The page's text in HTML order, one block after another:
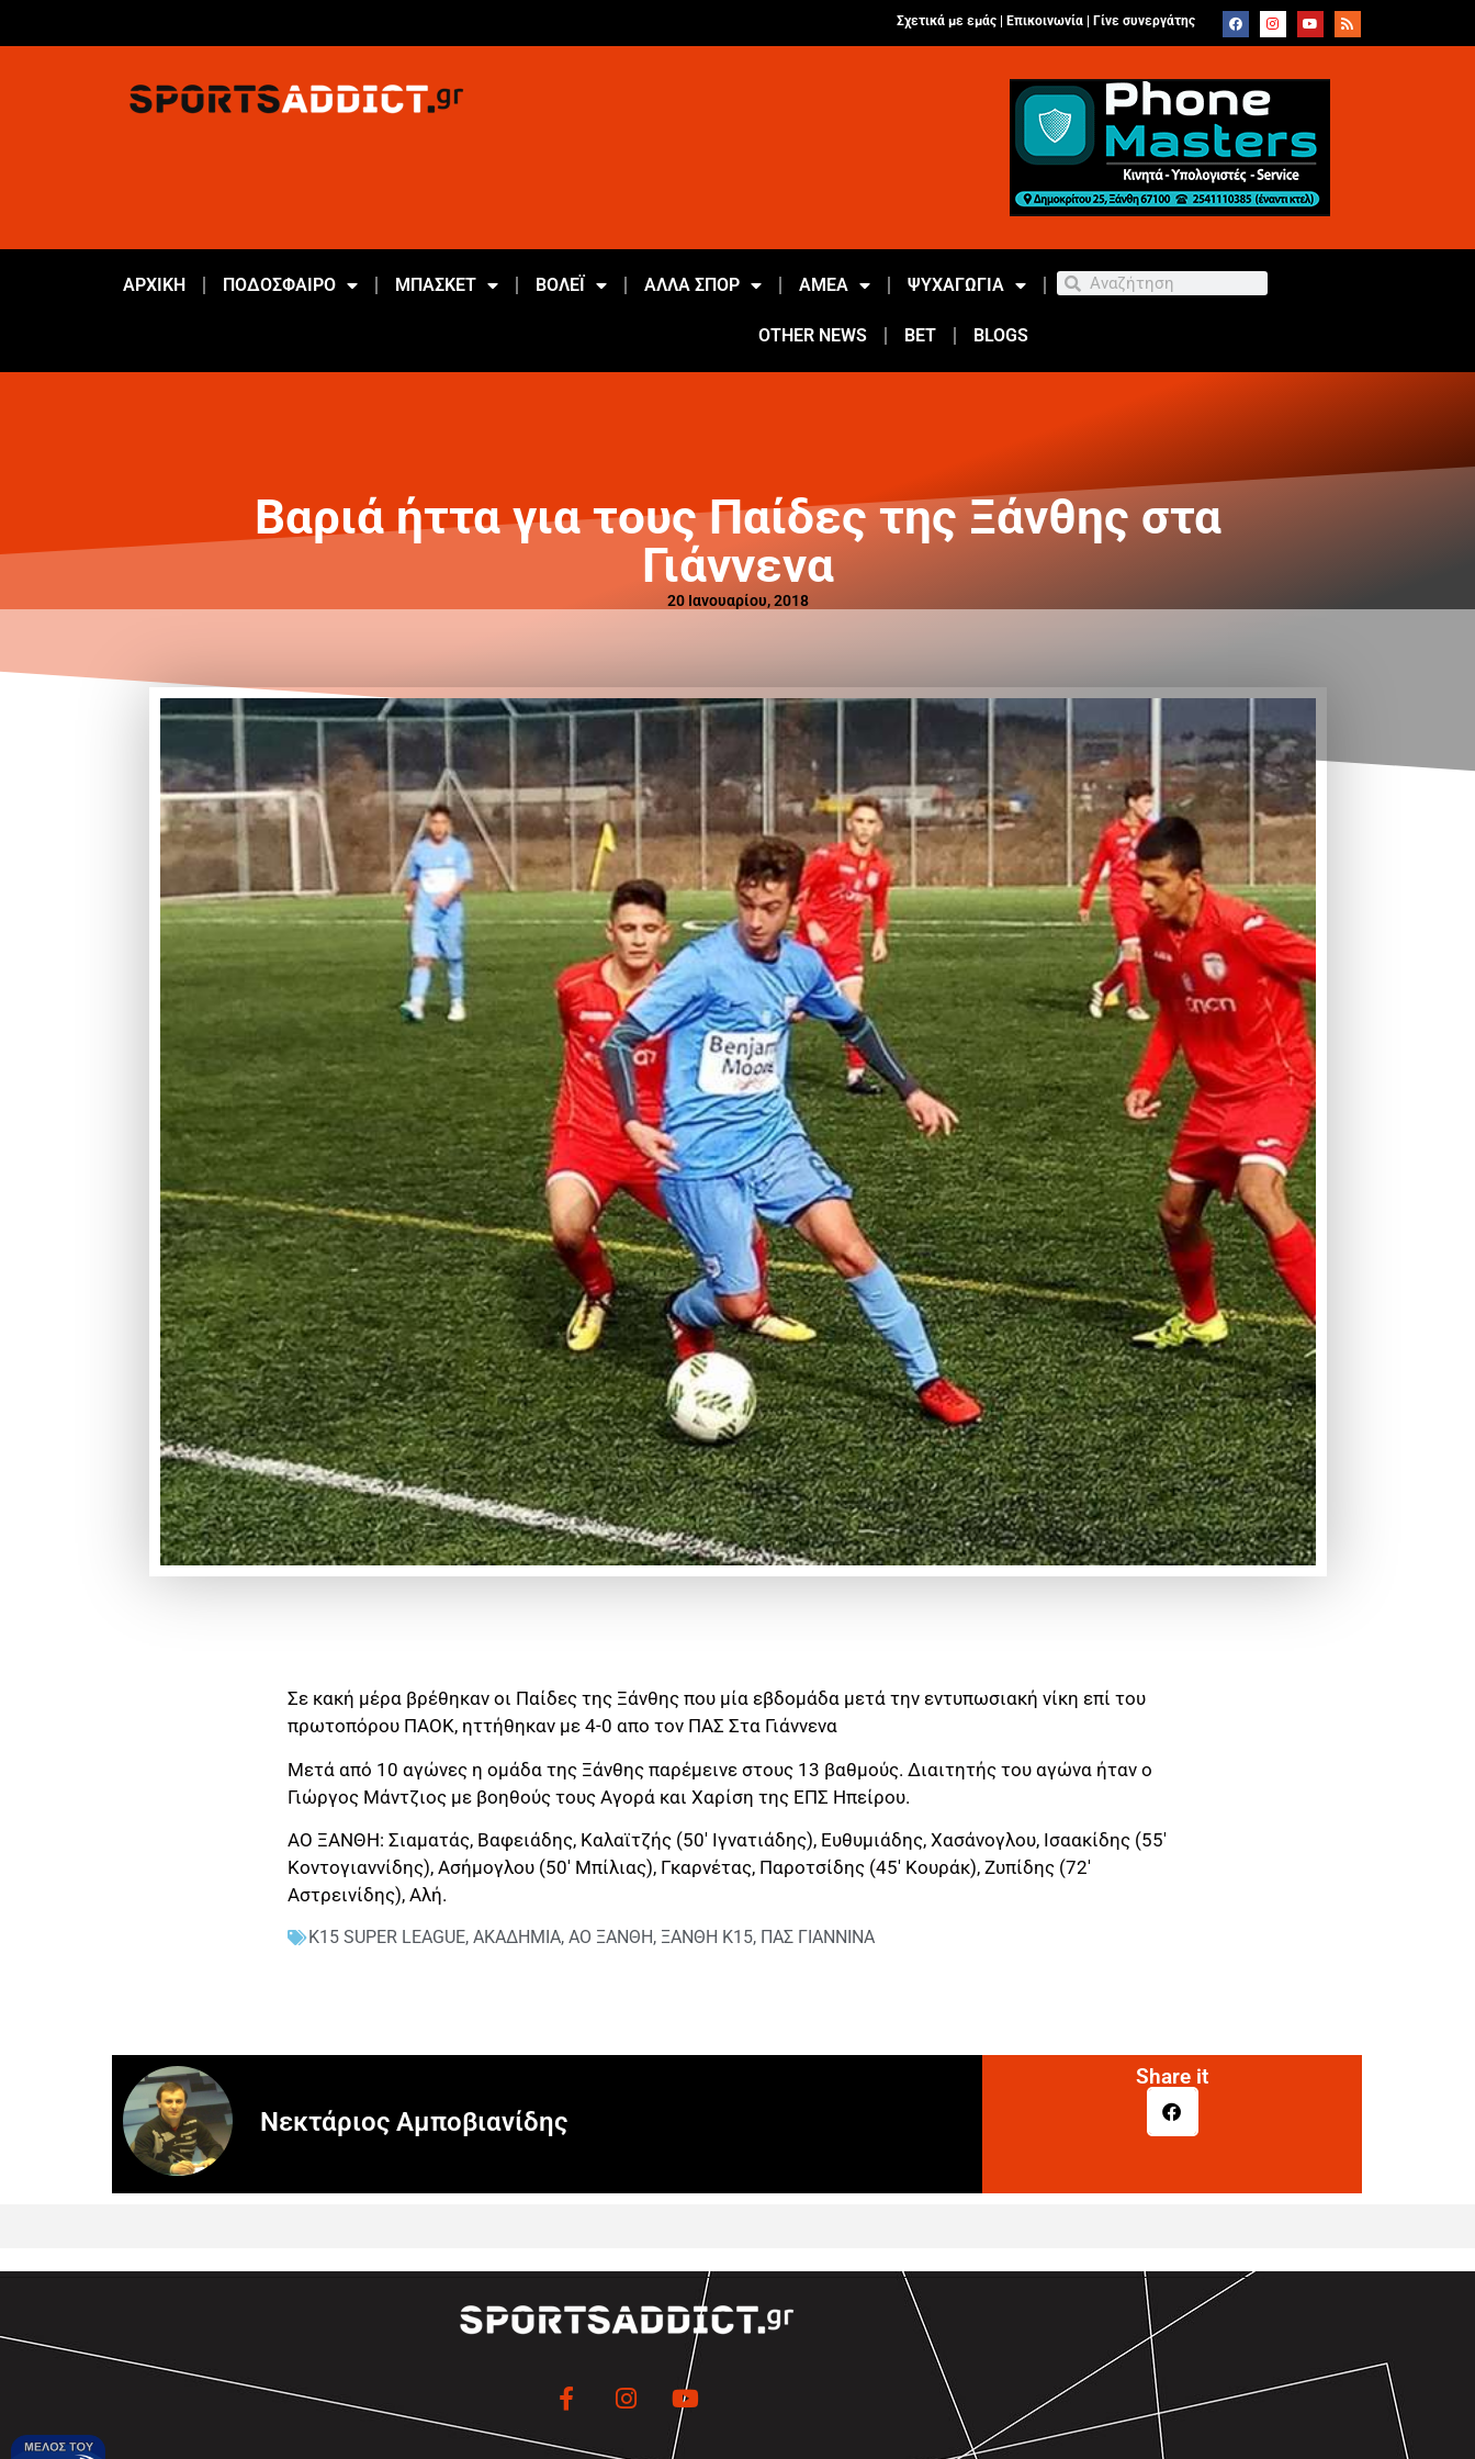
Σχετικά με εμάς | Επικοινωνία Γίνε συνεργάτης
ΑΡΧΙΚΗ ΠΟΔΟΣΦΑΙΡΟ ΜΠΑΣΚΕΤ ΒΟΛΕΪ ΑΛΛΑ ΣΠΟΡ ΑΜΕΑ ΨΥΧΑΓΩΓΙΑ
OTHER NEWS BET BLOGS
Βαριά ήττα για τους Παίδες της Ξάνθης στα
Γιάννενα
20 Ιανουαρίου, 2018
Σε κακή μέρα βρέθηκαν οι Παίδες της Ξάνθης που μία εβδομάδα μετά την εντυπωσιακή νίκη επί του
πρωτοπόρου ΠΑΟΚ, ηττήθηκαν με 4-0 απο τον ΠΑΣ Στα Γιάννενα
Μετά από 10 αγώνες η ομάδα της Ξάνθης παρέμεινε στους 13 βαθμούς. Διαιτητής του αγώνα ήταν ο
Γιώργος Μάντζιος με βοηθούς τους Αγορά και Χαρίση της ΕΠΣ Ηπείρου.
ΑΟ ΞΑΝΘΗ: Σιαματάς, Βαφειάδης, Καλαϊτζής (50′ Ιγνατιάδης), Ευθυμιάδης, Χασάνογλου, Ισαακίδης (55′
Κοντογιαννίδης), Ασήμογλου (50′ Μπίλιας), Γκαρνέτας, Παροτσίδης (45′ Κουράκ), Ζυπίδης (72′
Αστρεινίδης), Αλή.
K15 SUPER LEAGUE, ΑΚΑΔΗΜΙΑ, ΑΟ ΞΑΝΘΗ, ΞΑΝΘΗ Κ15, ΠΑΣ ΓΙΑΝΝΙΝΑ
Νεκτάριος Αμποβιανίδης
Share it